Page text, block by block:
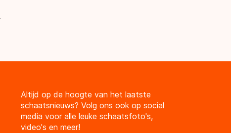
Altijd op de hoogte van het laatste
schaatsnieuws? Volg ons ook op social
media voor alle leuke schaatsfoto's,
video's en meer!